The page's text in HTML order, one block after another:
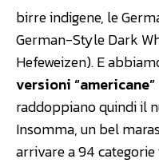
birre indigene, le
German-Style Dark
Hefeweizen). E
versioni
raddoppiano quindi il
Insomma, un bel
arrivare a 94 categorie